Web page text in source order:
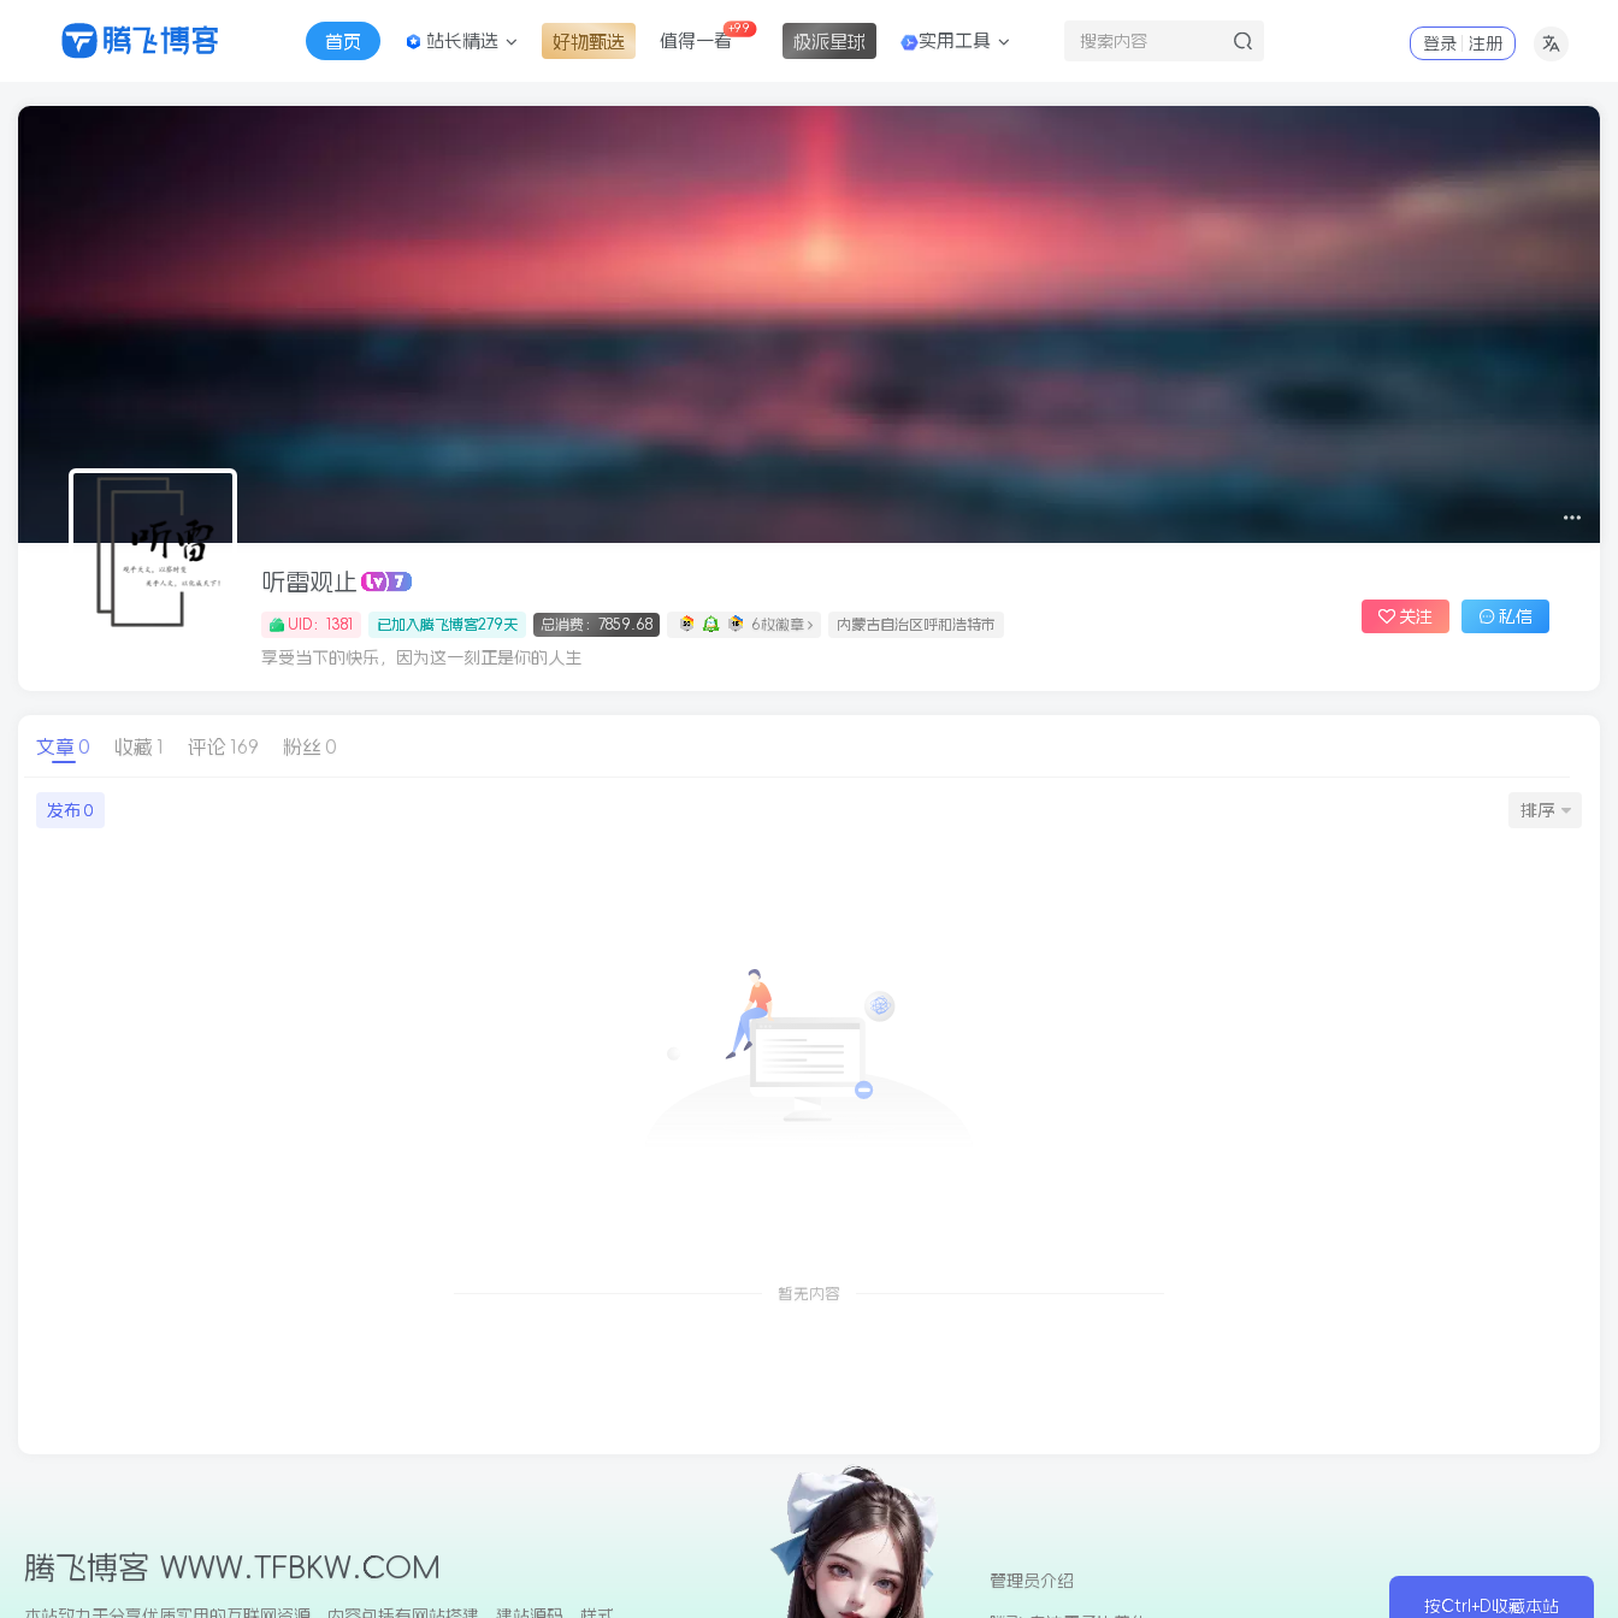
首页 站长精选 好物甄选 值得一看
+99
极派星球 实用工具 登录 注册
听雷观止
UID：1381 已加入腾飞博客279天 总消费：7859.68 6枚徽章 内蒙古自治区呼和浩特市
享受当下的快乐，因为这一刻正是你的人生
关注 私信
文章 0 收藏 1 评论 169 粉丝 0
发布 0 排序
暂无内容
腾飞博客 WWW.TFBKW.COM
按Ctrl+D收藏本站
管理员介绍